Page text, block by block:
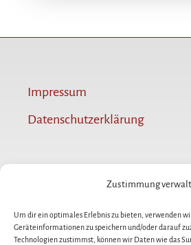
Zustimmung
Um dir ein optimales Erlebnis zu bieten, verwenden
Geräteinformationen zu speichern und/oder darauf
Technologien zustimmst, können wir Daten wie das
Impressum
Datenschutzerklärung
+49 176 820 283 20
0521 / 933 04 333
mail@change-bastian.de